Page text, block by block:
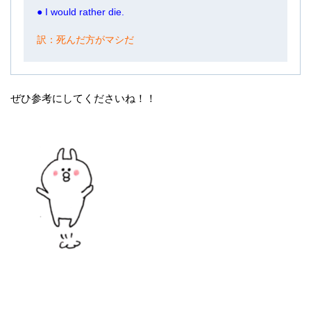
● I would rather die.
訳：死んだ方がマシだ
ぜひ参考にしてくださいね！！